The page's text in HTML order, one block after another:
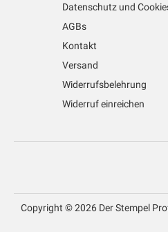
Datenschutz und
AGBs
Kontakt
Versand
Widerrufsbelehrung
Widerruf einreichen
Copyright © 2026 Der Stempel